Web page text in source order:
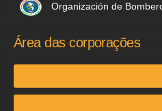
Organización de
Área das corporações